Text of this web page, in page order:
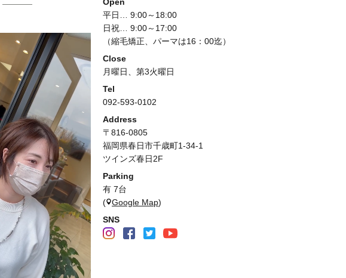
平日… 9:00～18:00
日祝… 9:00～17:00
（縮毛矯正、パーマは16：00迄）
Close
月曜日、第3火曜日
Tel
092-593-0102
Address
〒816-0805
福岡県春日市千歳町1-34-1
ツインズ春日2F
Parking
有 7台
(
Google Map)
SNS